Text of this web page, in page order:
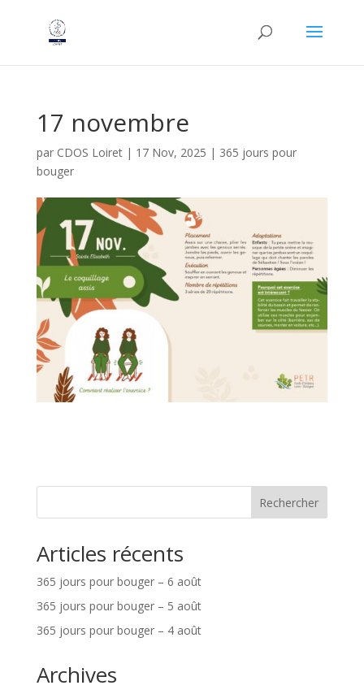
17 novembre
par CDOS Loiret| 17 Nov, 2025 | 365 jours pour
bouger
Rechercher
Articles récents
365 jours pour bouger – 6 août
365 jours pour bouger – 5 août
365 jours pour bouger – 4 août
Archives